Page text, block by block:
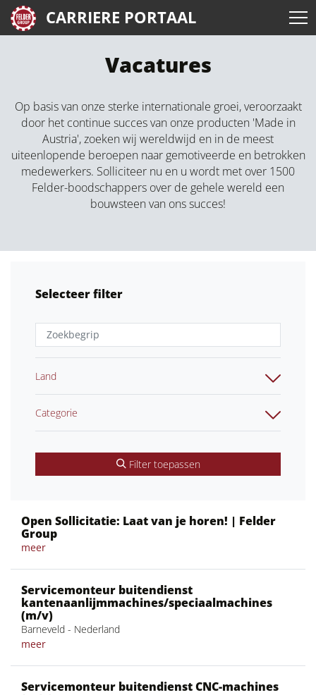
CARRIERE PORTAAL
Vacatures
Op basis van onze sterke internationale groei, veroorzaakt
door het continue succes van onze producten 'Made in
Austria', zoeken wij wereldwijd en in de meest
uiteenlopende beroepen naar gemotiveerde en betrokken
medewerkers. Solliciteer nu en u wordt met over 1500
Felder-boodschappers over de gehele wereld een
bouwsteen van ons succes!
Selecteer filter
Land
Categorie
Filter toepassen
Open Sollicitatie: Laat van je horen! | Felder
Group
meer
Servicemonteur buitendienst
kantenaanlijmmachines/speciaalmachines
(m/v)
Barneveld - Nederland
meer
Servicemonteur buitendienst CNC-machines